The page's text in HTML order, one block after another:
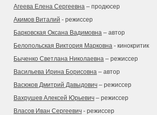
Агеева Елена Сергеевна – продюсер
Акимов Виталий - режиссер
Барковская Оксана Вадимовна – автор
Белопольская Виктория Марковна - кинокритик
Быченко Светлана Николаевна – режиссер
Васильева Ирина Борисовна – автор
Васюков Дмитрий Давыдович – режиссер
Вахрушев Алексей Юрьевич – режиссер
Власов Иван Сергеевич - режиссер